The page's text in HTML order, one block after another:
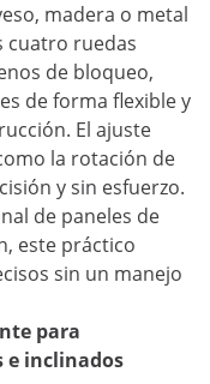
madera o metal
cuatro ruedas
de bloqueo,
de forma flexible y
El ajuste
la rotación de
y sin esfuerzo.
de paneles de
este práctico
sin un manejo
para
e inclinados